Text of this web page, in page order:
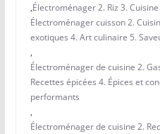
,Électroménager 2. Riz 3.
Électroménager cuisson 2.
exotiques 4. Art culinaire 5.
,
Électroménager de cuisine 2.
Recettes épicées 4. Épices et
performants
,
Électroménager de cuisine 2.